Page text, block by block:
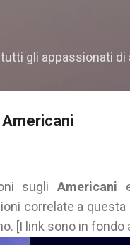
gli appassionati di
sugliAmericani
correlate a questa
[I link sono in fondo